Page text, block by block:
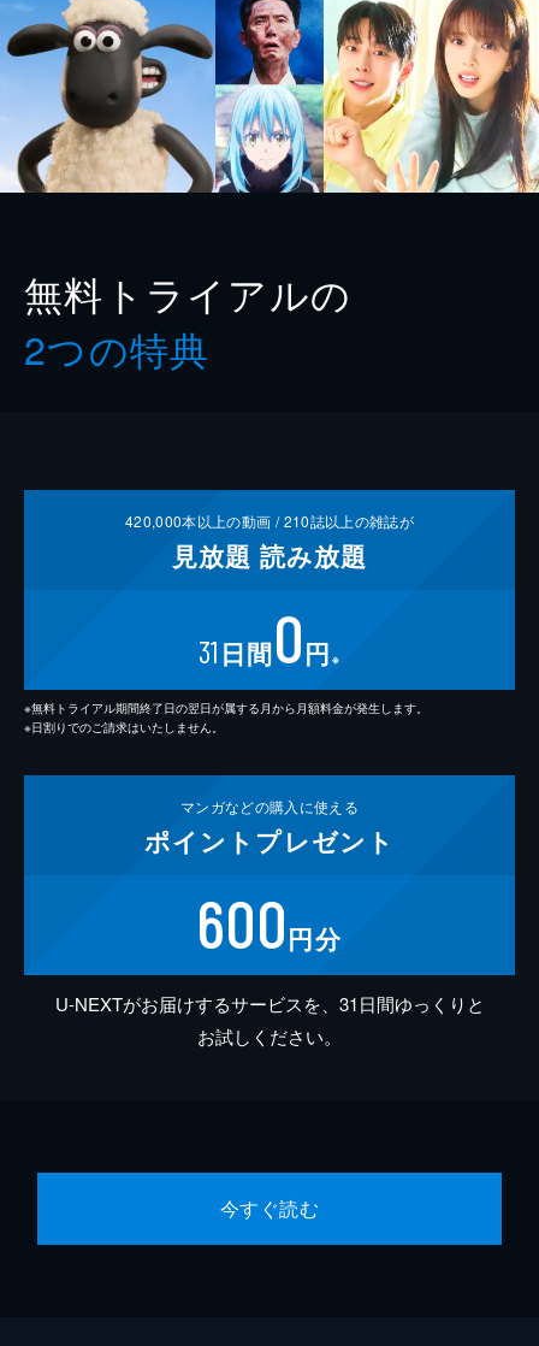
無料トライアルの
2つの特典
420,000本以上の動画 /210誌以上の雑誌が
見放題 読み放題
31 日間0円 ※
※無料トライアル期間終了日の翌日が属する月から月額料金が発生します。
※日割りでのご請求はいたしません。
マンガなどの購入に使える
ポイント プレゼント
600円分
U-NEXTがお届けするサービスを、31日間ゆっくりと
お試しください。
今すぐ読む